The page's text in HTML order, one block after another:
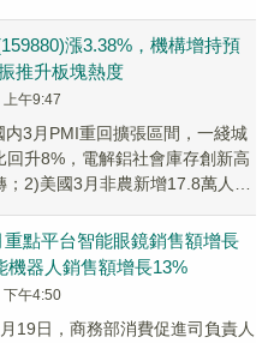
漲3.38%，機構增持預
推升板塊熱度
午9:47
内3月PMI重回擴張區間，一綫城
回升8%，電解鋁社會庫存創新高
2)美國3月非農新增17.8萬人打
點平台智能眼鏡銷售額增長
機器人銷售額增長13%
午4:50
月19日，商務部消費促進司負責人